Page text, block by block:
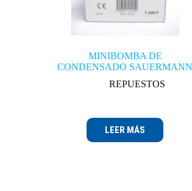
MINIBOMBA DE
CONDENSADO SAUERMANN
REPUESTOS
LEER MÁS